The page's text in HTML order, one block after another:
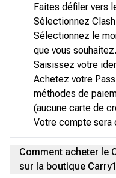
Faites défiler vers
Sélectionnez
Sélectionnez le
que vous souhaitez.
Saisissez votre
Achetez votre
méthodes de
(aucune carte de
Votre compte sera
Comment acheter le
sur la boutique